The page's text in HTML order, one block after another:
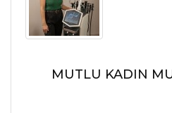
MUTLU KADIN